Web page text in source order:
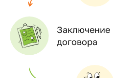
Заключение
договора